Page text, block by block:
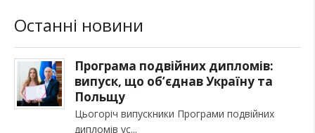
Останні новини
Програма подвійних дипломів:
випуск, що об’єднав Україну та
Польщу
Цьогоріч випускники Програми подвійних
дипломів ус